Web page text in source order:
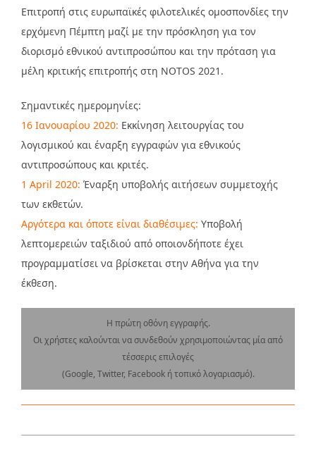
Επιτροπή στις ευρωπαϊκές φιλοτελικές ομοσπονδίες την
ερχόμενη Πέμπτη μαζί με την πρόσκληση για τον
διορισμό εθνικού αντιπροσώπου και την πρόταση για
μέλη κριτικής επιτροπής στη NOTOS 2021.
Σημαντικές ημερομηνίες:
16 Ιανουαρίου 2020: Εκκίνηση λειτουργίας του
λογισμικού και έναρξη εγγραφών για εθνικούς
αντιπροσώπους και κριτές.
1 April 2020: Έναρξη υποβολής αιτήσεων συμμετοχής
των εκθετών.
Αργότερα και όποτε είναι διαθέσιμες: Υποβολή
λεπτομερειών ταξιδιού από οποιονδήποτε έχει
προγραμματίσει να βρίσκεται στην Αθήνα για την
έκθεση.
Η πρώτη οθόνη εγγραφής.
Οι χρήστες καλούνται να συνδεθούν χρησιμοποιώντας μία από
τέσσερις επιλογές
(Google, Twitter, Facebook ή τοπικό λογαριασμό).